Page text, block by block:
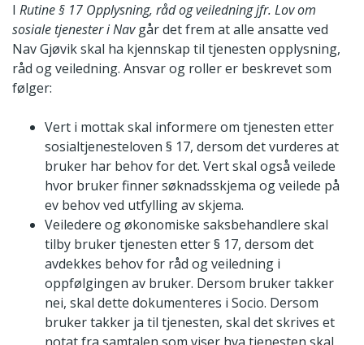
I Rutine § 17 Opplysning, råd og veiledning jfr. Lov om
sosiale tjenester i Navgår det frem at alle ansatte ved
Nav Gjøvik skal ha kjennskap til tjenesten opplysning,
råd og veiledning. Ansvar og roller er beskrevet som
følger:
Vert i mottak skal informere om tjenesten etter
sosialtjenesteloven § 17, dersom det vurderes at
bruker har behov for det. Vert skal også veilede
hvor bruker finner søknadsskjema og veilede på
ev behov ved utfylling av skjema.
Veiledere og økonomiske saksbehandlere skal
tilby bruker tjenesten etter § 17, dersom det
avdekkes behov for råd og veiledning i
oppfølgingen av bruker. Dersom bruker takker
nei, skal dette dokumenteres i Socio. Dersom
bruker takker ja til tjenesten, skal det skrives et